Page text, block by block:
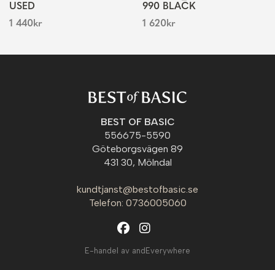
USED
1 440kr
990 BLACK
1 620kr
BEST OF BASIC
556675-5590
Göteborgsvägen 89
431 30, Mölndal
kundtjanst@bestofbasic.se
Telefon: 0736005060
E-handel av andEverywhere